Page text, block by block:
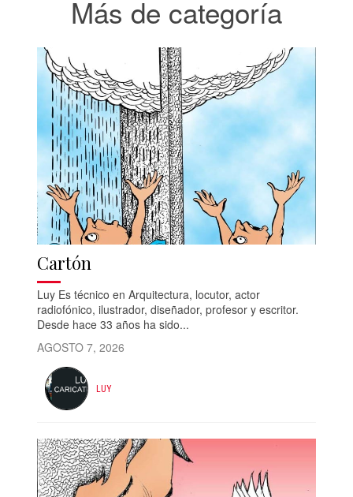
Más de categoría
Cartón
Luy Es técnico en Arquitectura, locutor, actor
radiofónico, ilustrador, diseñador, profesor y escritor.
Desde hace 33 años ha sido...
AGOSTO 7, 2026
LUY